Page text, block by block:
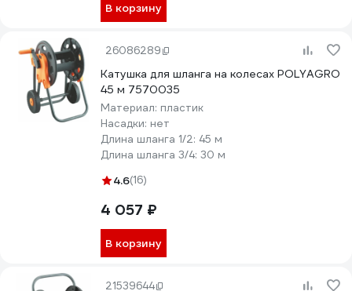
В корзину
26086289
Катушка для шланга на колесах POLYAGRO
45 м 7570035
Материал: пластик
Насадки: нет
Длина шланга 1/2: 45 м
Длина шланга 3/4: 30 м
4.6(16)
4 057 ₽
В корзину
21539644